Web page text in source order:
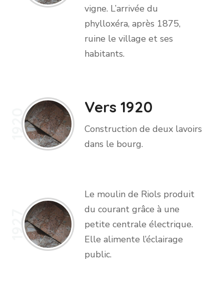
vigne. L’arrivée du
phylloxéra, après 1875,
ruine le village et ses
habitants.
1920
Vers 1920
Construction de deux lavoirs
dans le bourg.
1927
Le moulin de Riols produit
du courant grâce à une
petite centrale électrique.
Elle alimente l’éclairage
public.